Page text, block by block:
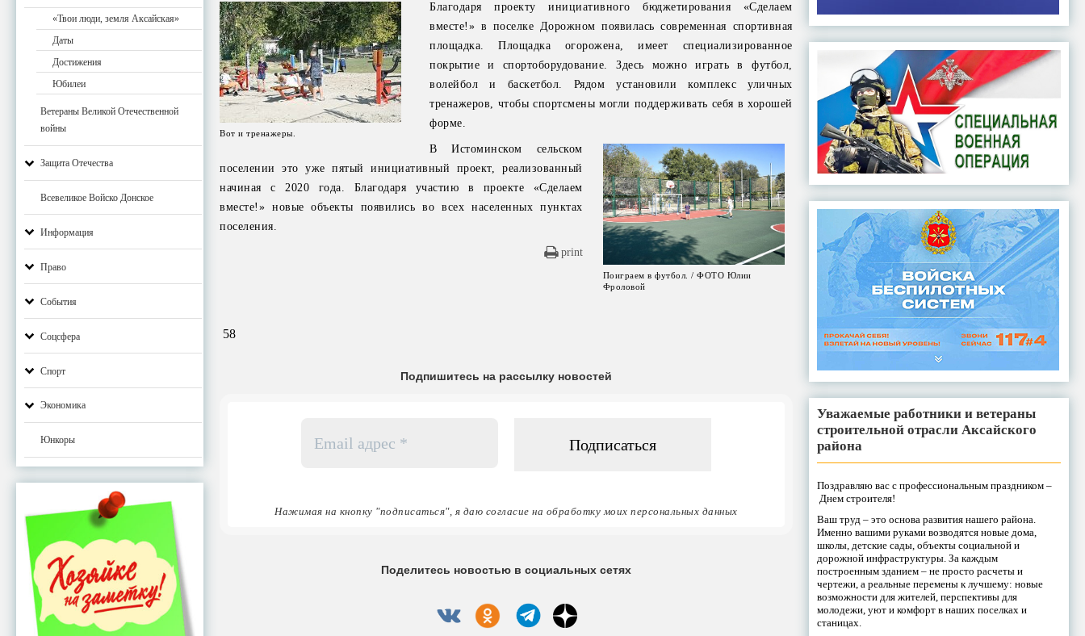
«Твои люди, земля Аксайская»
Даты
Достижения
Юбилеи
Ветераны Великой Отечественной
войны
Защита Отечества
Всевеликое Войско Донское
Информация
Право
События
Соцсфера
Спорт
Экономика
Юнкоры
Вот и тренажеры.
Благодаря проекту инициативного бюджетирования «Сделаем
вместе!» в поселке Дорожном появилась современная спортивная
площадка. Площадка огорожена, имеет специализированное
покрытие и спортоборудование. Здесь можно играть в футбол,
волейбол и баскетбол. Рядом установили комплекс уличных
тренажеров, чтобы спортсмены могли поддерживать себя в хорошей
форме.
Поиграем в футбол. / ФОТО Юлии
Фроловой
В Истоминском сельском
поселении это уже пятый инициативный проект, реализованный
начиная с 2020 года. Благодаря участию в проекте «Сделаем
вместе!» новые объекты появились во всех населенных пунктах
поселения.
print
58
Подпишитесь на рассылку новостей
адрес
Нажимая на кнопку "подписаться", я даю согласие на обработку моих персональных данных
Поделитесь новостью в социальных сетях
Уважаемые работники и ветераны
строительной отрасли Аксайского
района
Поздравляю вас с профессиональным праздником –
Днем строителя!
Ваш труд – это основа развития нашего района.
Именно вашими руками возводятся новые дома,
школы, детские сады, объекты социальной и
дорожной инфраструктуры. За каждым
построенным зданием – не просто расчеты и
чертежи, а реальные перемены к лучшему: новые
возможности для жителей, перспективы для
молодежи, уют и комфорт в наших поселках и
станицах.